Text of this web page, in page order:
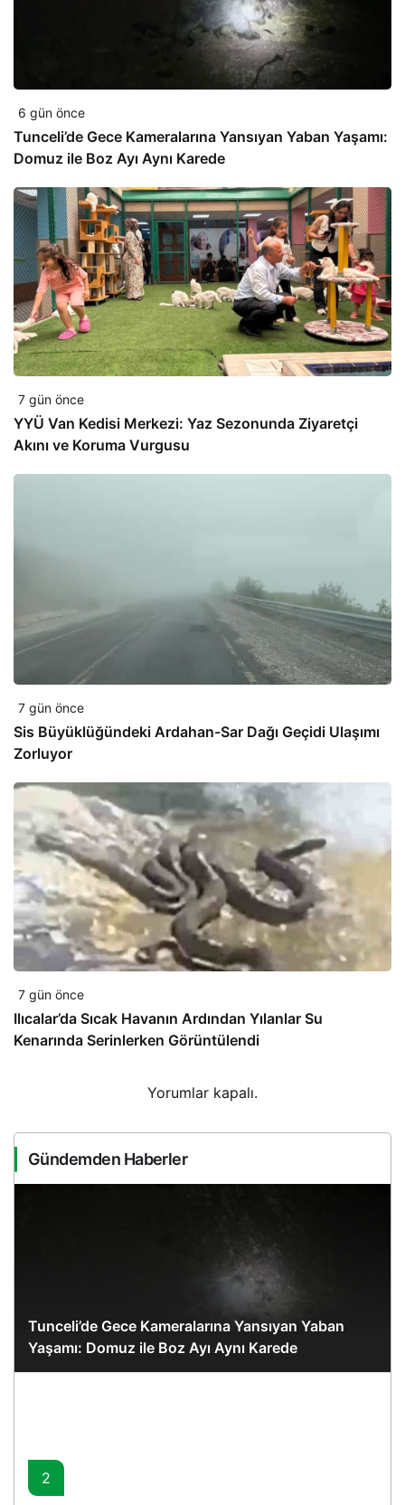
6 gün önce
Tunceli’de Gece Kameralarına Yansıyan Yaban Yaşamı:
Domuz ile Boz Ayı Aynı Karede
7 gün önce
YYÜ Van Kedisi Merkezi: Yaz Sezonunda Ziyaretçi
Akını ve Koruma Vurgusu
7 gün önce
Sis Büyüklüğündeki Ardahan-Sar Dağı Geçidi Ulaşımı
Zorluyor
7 gün önce
Ilıcalar’da Sıcak Havanın Ardından Yılanlar Su
Kenarında Serinlerken Görüntülendi
Yorumlar kapalı.
Gündemden Haberler
Tunceli’de Gece Kameralarına Yansıyan Yaban
Yaşamı: Domuz ile Boz Ayı Aynı Karede
2